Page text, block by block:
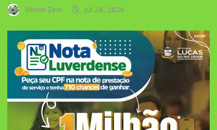
Vilson Zeni jul 28, 2026